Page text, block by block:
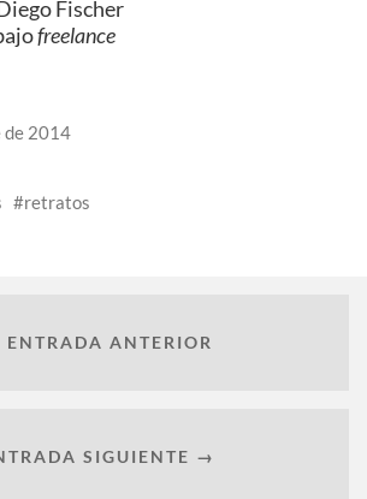
Fischer
freelance
de 2014
retratos
ANTERIOR
SIGUIENTE →